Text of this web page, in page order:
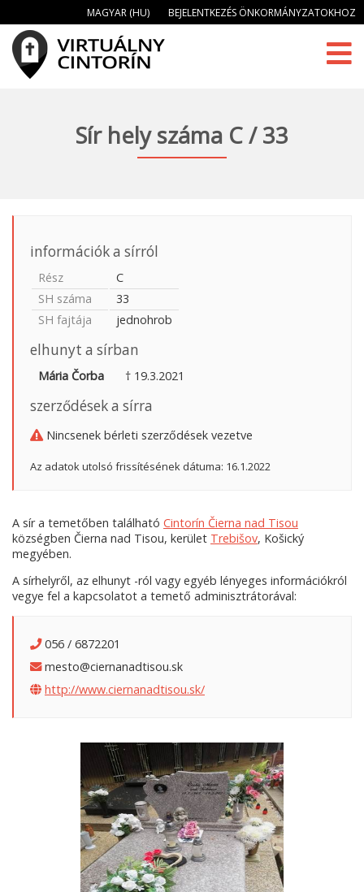
MAGYAR (HU) BEJELENTKEZÉS ÖNKORMÁNYZATOKHOZ
Sír hely száma C / 33
információk a sírról
Rész
C
SH száma
33
SH fajtája
jednohrob
elhunyt a sírban
Mária Čorba † 19.3.2021
szerződések a sírra
Nincsenek bérleti szerződések vezetve
Az adatok utolsó frissítésének dátuma: 16.1.2022
A sír a temetőben található Cintorín Čierna nad Tisou
községben Čierna nad Tisou, kerület Trebišov, Košický
megyében.
A sírhelyről, az elhunyt -ról vagy egyéb lényeges információkról
vegye fel a kapcsolatot a temető adminisztrátorával:
056 / 6872201
mesto@ciernanadtisou.sk
http://www.ciernanadtisou.sk/